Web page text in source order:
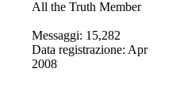
All the Truth Member
Messaggi: 15,282
Data registrazione: Apr
2008